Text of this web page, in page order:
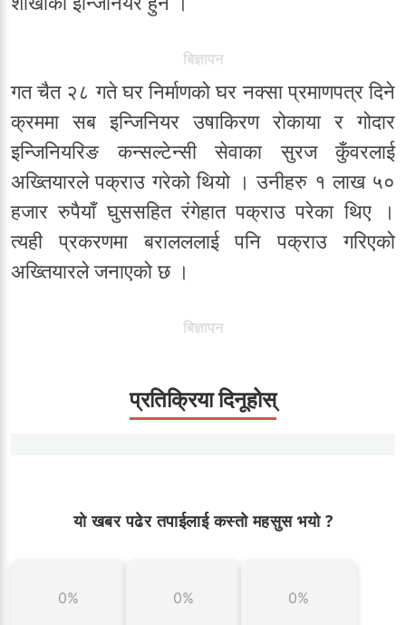
बिज्ञापन
गत चैत २८ गते घर निर्माणको घर नक्सा प्रमाणपत्र दिने
क्रममा सब इन्जिनियर उषाकिरण रोकाया र गोदार
इन्जिनियरिङ कन्सल्टेन्सी सेवाका सुरज कुँवरलाई
अख्तियारले पक्राउ गरेको थियो । उनीहरु १ लाख ५०
हजार रुपैयाँ घुससहित रंगेहात पक्राउ परेका थिए ।
त्यही प्रकरणमा बरालललाई पनि पक्राउ गरिएको
अख्तियारले जनाएको छ ।
बिज्ञापन
प्रतिक्रिया दिनूहोस्
यो खबर पढेर तपाईलाई कस्तो महसुस भयो ?
0% 0% 0%